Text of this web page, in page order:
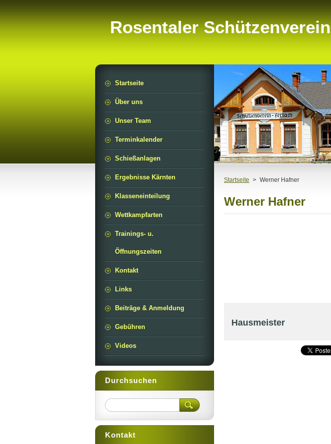
Rosentaler Schützenverein
Startseite > Werner Hafner
Werner Hafner
Hausmeister
Startseite
Über uns
Unser Team
Terminkalender
Schießanlagen
Ergebnisse Kärnten
Klasseneinteilung
Wettkampfarten
Trainings- u.
Öffnungszeiten
Kontakt
Links
Beiträge & Anmeldung
Gebühren
Videos
Durchsuchen
Kontakt